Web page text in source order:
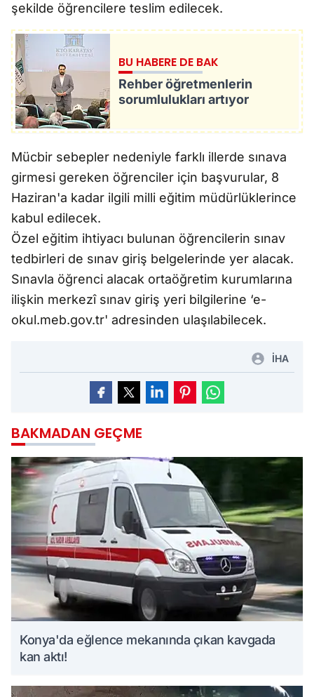
şekilde öğrencilere teslim edilecek.
BU HABERE DE BAK
Rehber öğretmenlerin
sorumlulukları artıyor
Mücbir sebepler nedeniyle farklı illerde sınava
girmesi gereken öğrenciler için başvurular, 8
Haziran'a kadar ilgili milli eğitim müdürlüklerince
kabul edilecek.
Özel eğitim ihtiyacı bulunan öğrencilerin sınav
tedbirleri de sınav giriş belgelerinde yer alacak.
Sınavla öğrenci alacak ortaöğretim kurumlarına
ilişkin merkezî sınav giriş yeri bilgilerine ‘e-
okul.meb.gov.tr' adresinden ulaşılabilecek.
İHA
BAKMADAN GEÇME
Konya'da eğlence mekanında çıkan kavgada
kan aktı!